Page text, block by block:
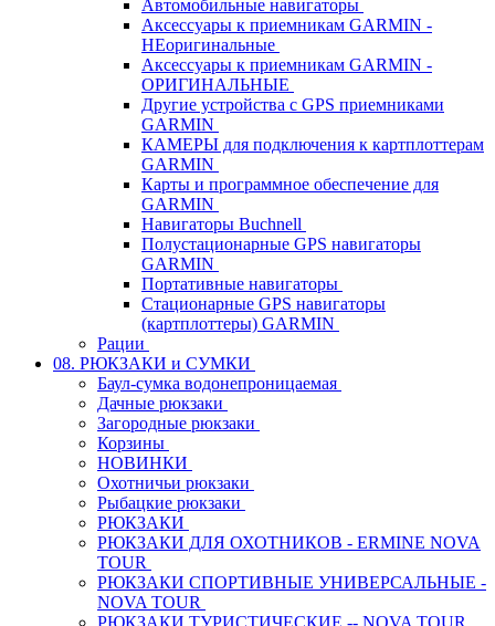
Автомобильные навигаторы
Аксессуары к приемникам GARMIN -
НЕоригинальные
Аксессуары к приемникам GARMIN -
ОРИГИНАЛЬНЫЕ
Другие устройства с GPS приемниками
GARMIN
КАМЕРЫ для подключения к картплоттерам
GARMIN
Карты и программное обеспечение для
GARMIN
Навигаторы Buchnell
Полустационарные GPS навигаторы
GARMIN
Портативные навигаторы
Стационарные GPS навигаторы
(картплоттеры) GARMIN
Рации
08. РЮКЗАКИ и СУМКИ
Баул-сумка водонепроницаемая
Дачные рюкзаки
Загородные рюкзаки
Корзины
НОВИНКИ
Охотничьи рюкзаки
Рыбацкие рюкзаки
РЮКЗАКИ
РЮКЗАКИ ДЛЯ ОХОТНИКОВ - ERMINE NOVA
TOUR
РЮКЗАКИ СПОРТИВНЫЕ УНИВЕРСАЛЬНЫЕ -
NOVA TOUR
РЮКЗАКИ ТУРИСТИЧЕСКИЕ -- NOVA TOUR